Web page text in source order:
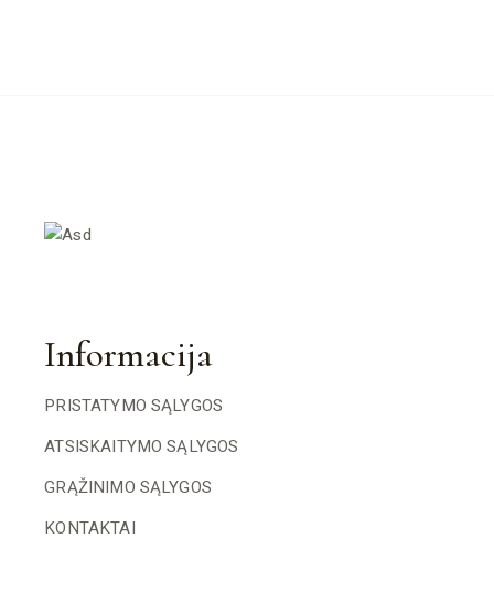
Informacija
PRISTATYMO SĄLYGOS
ATSISKAITYMO SĄLYGOS
GRĄŽINIMO SĄLYGOS
KONTAKTAI